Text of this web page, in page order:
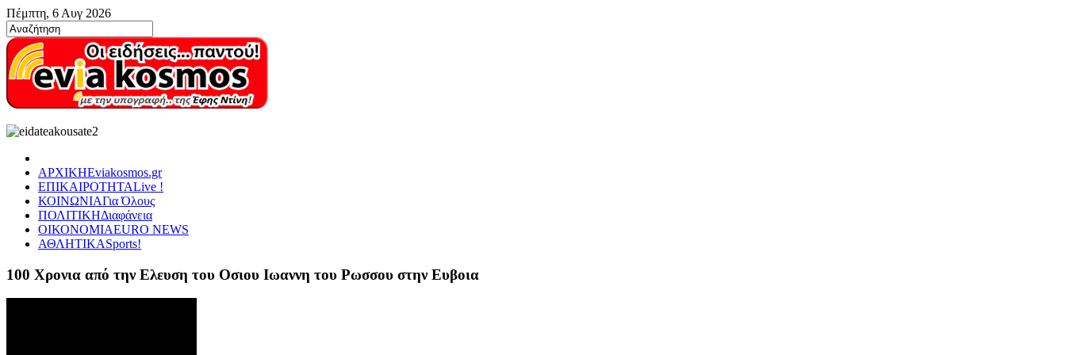
Πέμπτη, 6 Αυγ 2026
ΑΡΧΙΚΗEviakosmos.gr
ΕΠΙΚΑΙΡΟΤΗΤΑLive !
ΚΟΙΝΩΝΙΑΓια Όλους
ΠΟΛΙΤΙΚΗΔιαφάνεια
ΟΙΚΟΝΟΜΙΑEURO NEWS
ΑΘΛΗΤΙΚΑSports!
100 Χρονια από την Ελευση του Οσιου Ιωαννη του Ρωσσου στην Ευβοια